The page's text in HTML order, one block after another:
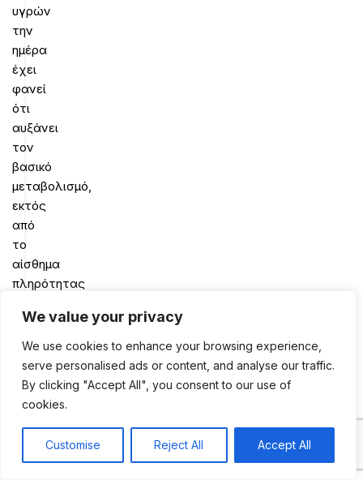
We value your privacy
We use cookies to enhance your browsing experience,
serve personalised ads or content, and analyse our traffic.
By clicking "Accept All", you consent to our use of
cookies.
Customise Reject All Accept All
υγρών
την
ημέρα
έχει
φανεί
ότι
αυξάνει
τον
βασικό
μεταβολισμό,
εκτός
από
το
αίσθημα
πληρότητας
προκαλεί
στο
στομάχι.
Βέβαια,
υγρών
0